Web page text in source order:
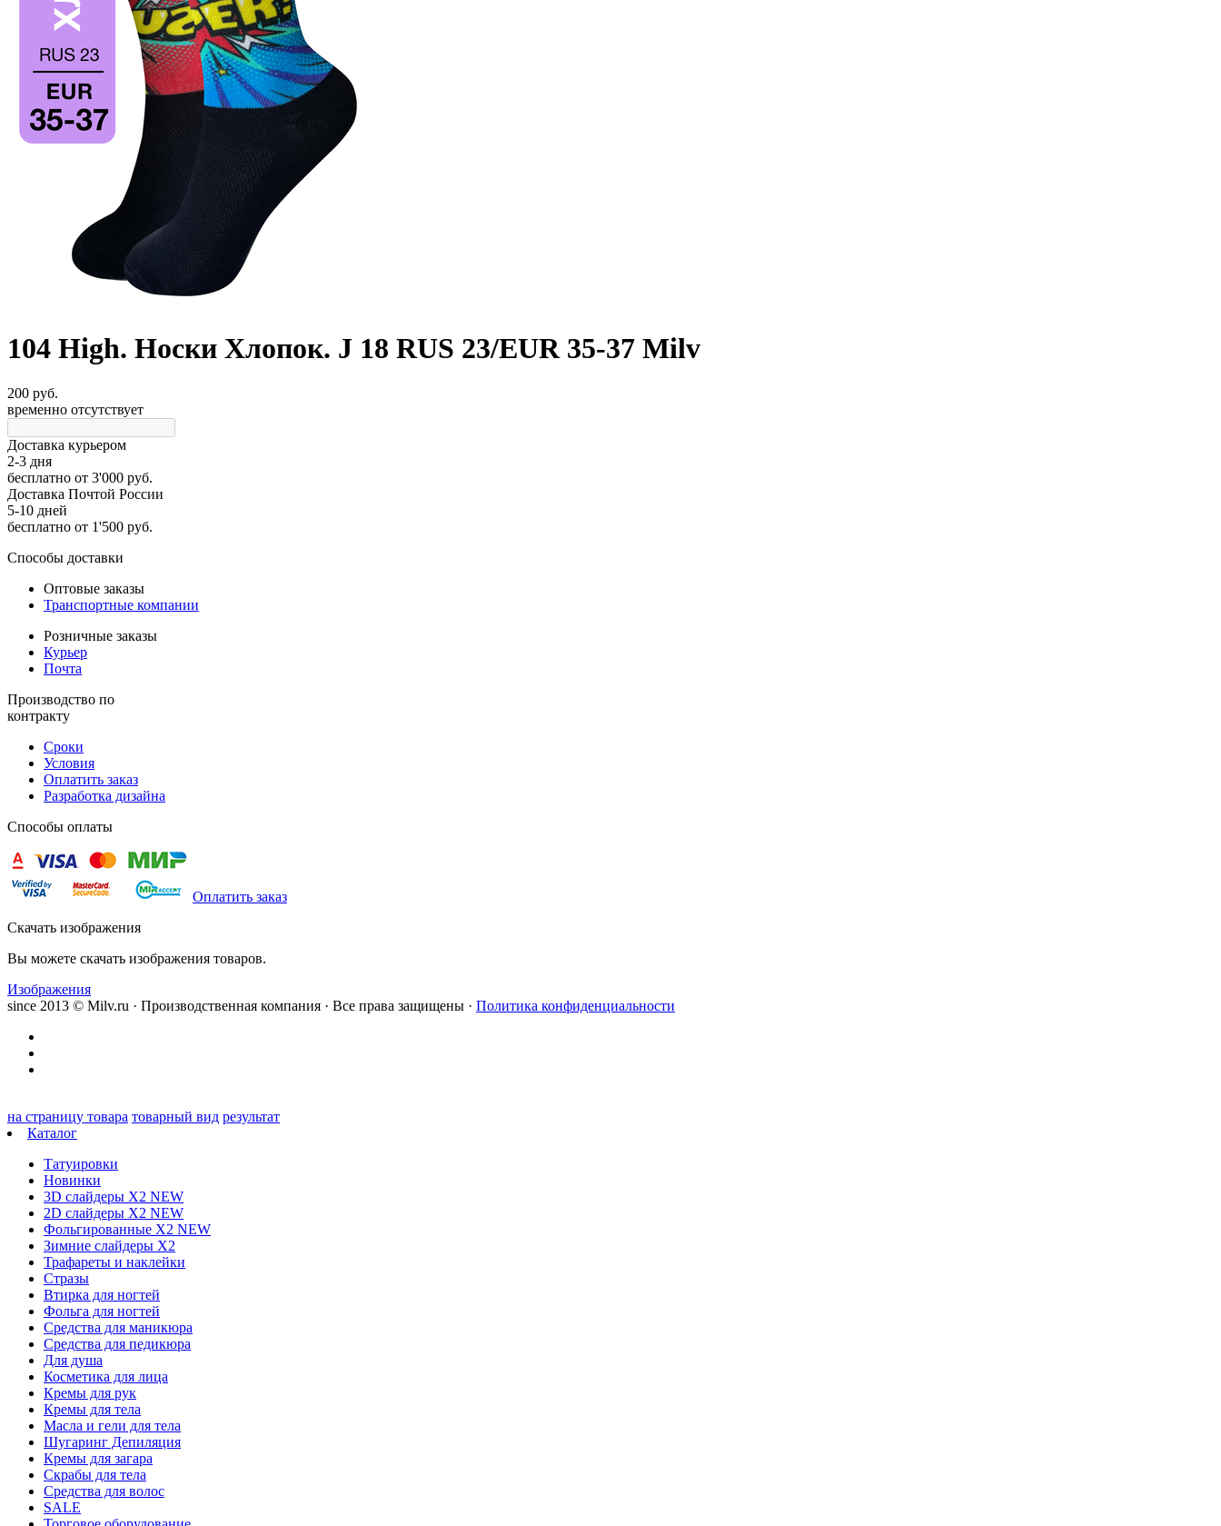
104 High. Носки Хлопок. J 18 RUS 23/EUR 35-37 Milv
200 руб.
временно отсутствует
Доставка курьером
2-3 дня
бесплатно от 3'000 руб.
Доставка Почтой России
5-10 дней
бесплатно от 1'500 руб.
Способы доставки
Оптовые заказы
Транспортные компании
Розничные заказы
Курьер
Почта
Производство по
контракту
Сроки
Условия
Оплатить заказ
Разработка дизайна
Способы оплаты
Оплатить заказ
Скачать изображения
Вы можете скачать изображения товаров.
Изображения
since 2013 © Milv.ru · Производственная компания · Все права защищены · Политика конфиденциальности
на страницу товара товарный вид результат
Каталог
Татуировки
Новинки
3D слайдеры X2 NEW
2D слайдеры X2 NEW
Фольгированные X2 NEW
Зимние слайдеры Х2
Трафареты и наклейки
Стразы
Втирка для ногтей
Фольга для ногтей
Средства для маникюра
Средства для педикюра
Для душа
Косметика для лица
Кремы для рук
Кремы для тела
Масла и гели для тела
Шугаринг Депиляция
Кремы для загара
Скрабы для тела
Средства для волос
SALE